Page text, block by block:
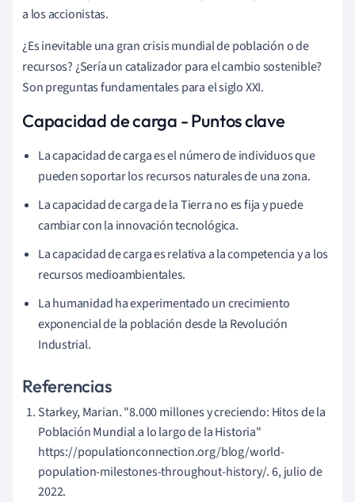
a los accionistas.
¿Es inevitable una gran crisis mundial de población o de
recursos? ¿Sería un catalizador para el cambio sostenible?
Son preguntas fundamentales para el siglo XXI.
Capacidad de carga - Puntos clave
La capacidad de carga es el número de individuos que
pueden soportar los recursos naturales de una zona.
La capacidad de carga de la Tierra no es fija y puede
cambiar con la innovación tecnológica.
La capacidad de carga es relativa a la competencia y a los
recursos medioambientales.
La humanidad ha experimentado un crecimiento
exponencial de la población desde la Revolución
Industrial.
Referencias
Starkey, Marian. "8.000 millones y creciendo: Hitos de la
Población Mundial a lo largo de la Historia"
https://populationconnection.org/blog/world-
population-milestones-throughout-history/. 6, julio de
2022.